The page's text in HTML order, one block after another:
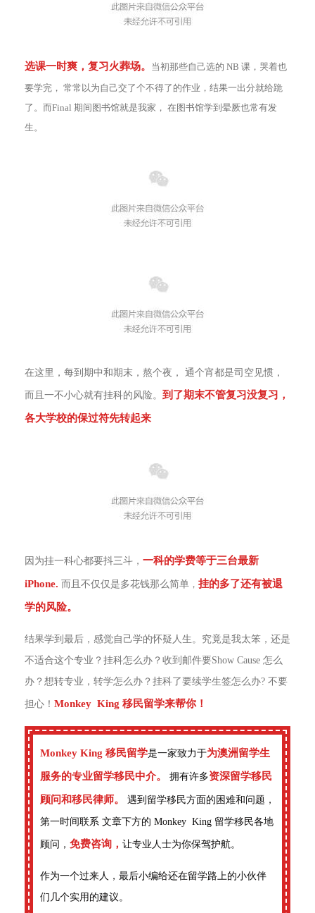
选课一时爽，复习火葬场。 当初那些自己选的 NB 课，哭着也
要学完， 常常以为自己交了个不得了的作业，结果一出分就给跪
了。而Final 期间图书馆就是我家， 在图书馆学到晕厥也常有发
生。
在这里，每到期中和期末，熬个夜， 通个宵都是司空见惯，
而且一不小心就有挂科的风险。 到了期末不管复习没复习，
各大学校的保过符先转起来
因为挂一科心都要抖三斗， 一科的学费等于三台最新
iPhone. 而且不仅仅是多花钱那么简单 ， 挂的多了还有被退
学的风险。
结果学到最后，感觉自己学的怀疑人生。究竟是我太笨，还是
不适合这个专业？挂科怎么办？收到邮件要Show Cause 怎么
办？想转专业，转学怎么办？挂科了要续学生签怎么办? 不要
担心！ Monkey King 移民留学来帮你！
Monkey King 移民留学是一家致力于为澳洲留学生
服务的专业留学移民中介。 拥有许多资深留学移民
顾问和移民律师。 遇到留学移民方面的困难和问题，
第一时间联系 文章下方的 Monkey King 留学移民各地
顾问， 免费咨询， 让专业人士为你保驾护航。
作为一个过来人，最后小编给还在留学路上的小伙伴
们几个实用的建议。